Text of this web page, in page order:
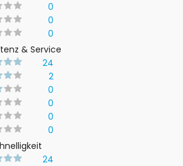
0
0
0
& Service
24
2
0
0
0
0
24